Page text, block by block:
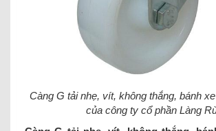
Càng G tải nhẹ, vít, không thắng, bánh
của công ty cổ phần Làng